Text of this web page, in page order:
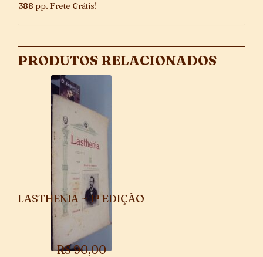
388 pp. Frete Grátis!
PRODUTOS RELACIONADOS
LASTHENIA ~ 1ª EDIÇÃO
R$90,00